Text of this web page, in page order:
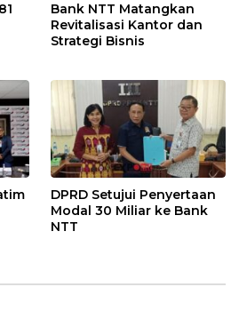
Bank NTT Matangkan
Revitalisasi Kantor dan
Strategi Bisnis
DPRD Setujui Penyertaan
Modal 30 Miliar ke Bank
NTT